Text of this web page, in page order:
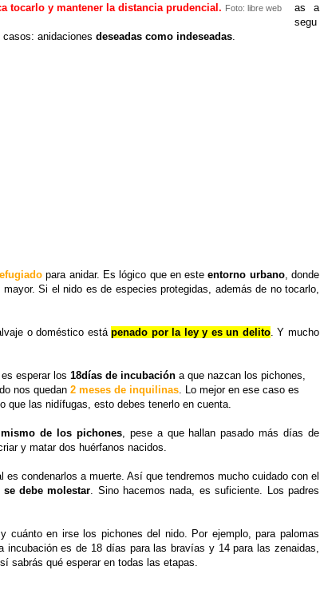
tocarlo y mantener la distancia prudencial. Foto: libre web
as a
segu
casos: anidaciones deseadas como indeseadas
para anidar. Es lógico que en esteentorno urbano, donde
Si el nido es de especies protegidas, además de no tocarlo,
o doméstico estápenado por la ley y es un delito. Y mucho
esperar los 18días de incubación a que nazcan los pichones,
nos quedan 2 meses de inquilinas. Lo mejor en ese caso es
que las nidífugas, esto debes tenerlo en cuenta.
de los pichones, pese a que hallan pasado más días de
y matar dos huérfanos nacidos.
condenarlos a muerte. Así que tendremos mucho cuidado con el
se debe molestar. Sino hacemos nada, es suficiente. Los padres
cuánto en irse los pichones del nido. Por ejemplo, para palomas
es de 18 días para las bravías y 14 para las zenaidas,
sabrás qué esperar en todas las etapas.